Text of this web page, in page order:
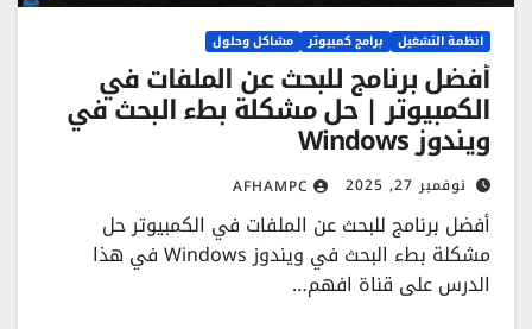
انظمة التشغيل برامج كمبيوتر مشاكل وحلول
أفضل برنامج للبحث عن الملفات في
الكمبيوتر | حل مشكلة بطء البحث في
ويندوز Windows
نوفمبر 27, 2025 AFHAMPC
أفضل برنامج للبحث عن الملفات في الكمبيوتر حل
مشكلة بطء البحث في ويندوز Windows في هذا
الدرس على قناة افهم…